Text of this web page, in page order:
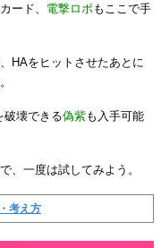
ード、 電撃ロボ もここで手
HAをヒットさせたあとに
破壊できる偽紫も入手可能
、一度は試してみよう。
考え方